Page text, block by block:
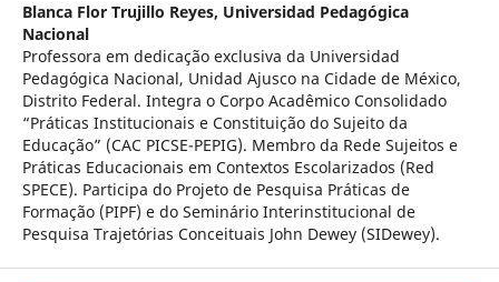
Blanca Flor Trujillo Reyes, Universidad Pedagógica
Nacional
Professora em dedicação exclusiva da Universidad
Pedagógica Nacional, Unidad Ajusco na Cidade de México,
Distrito Federal. Integra o Corpo Acadêmico Consolidado
“Práticas Institucionais e Constituição do Sujeito da
Educação” (CAC PICSE-PEPIG). Membro da Rede Sujeitos e
Práticas Educacionais em Contextos Escolarizados (Red
SPECE). Participa do Projeto de Pesquisa Práticas de
Formação (PIPF) e do Seminário Interinstitucional de
Pesquisa Trajetórias Conceituais John Dewey (SIDewey).